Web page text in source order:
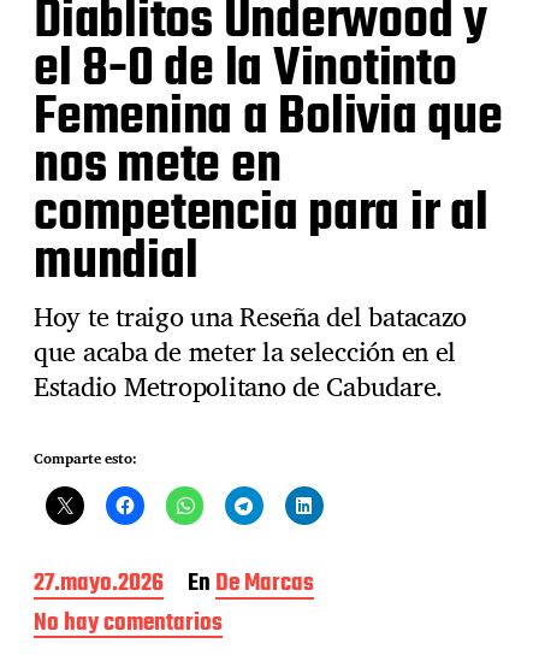
Diablitos Underwood y
el 8-0 de la Vinotinto
Femenina a Bolivia que
nos mete en
competencia para ir al
mundial
Hoy te traigo una Reseña del batacazo
que acaba de meter la selección en el
Estadio Metropolitano de Cabudare.
Comparte esto:
F
e
c
27.mayo.2026 EnDe Marcas
No hay comentariose
n